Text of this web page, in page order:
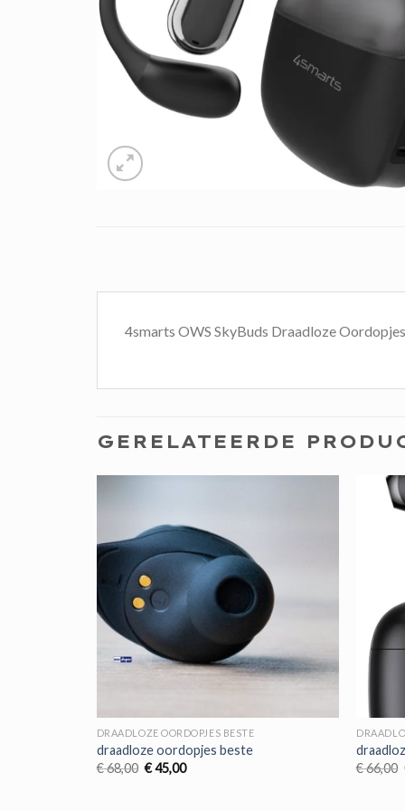
4smarts OWS SkyBuds Draadloze
GERELATEERDE
DRAADLOZE OORDOPJES BESTE
draadloze oordopjes beste
€68,00 Oorspronkelijke
€45,00Huidige
€66,00